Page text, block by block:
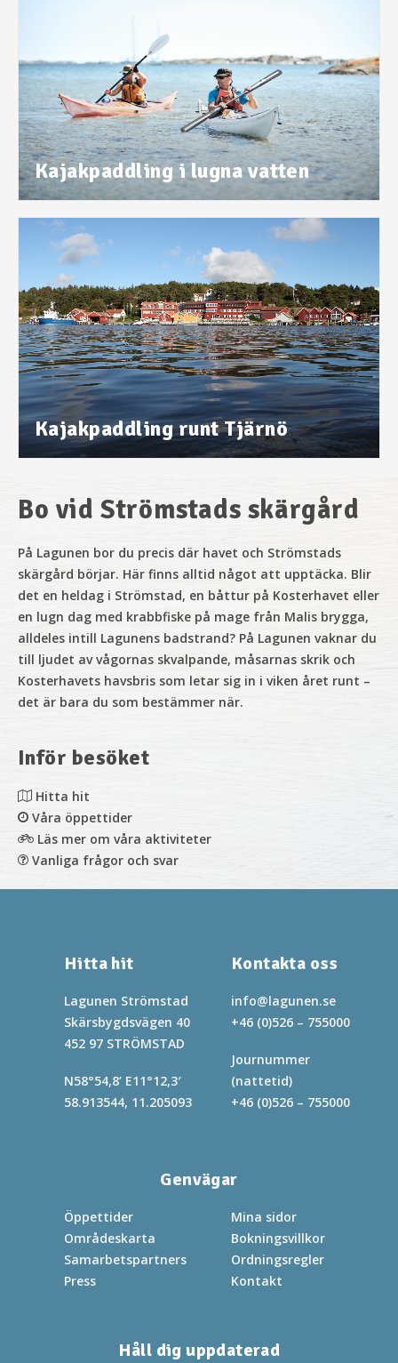
Kajakpaddling i lugna vatten
Kajakpaddling runt Tjärnö
Bo vid Strömstads skärgård
På Lagunen bor du precis där havet och Strömstads
skärgård börjar. Här finns alltid något att upptäcka. Blir
det en heldag i Strömstad, en båttur på Kosterhavet eller
en lugn dag med krabbfiske på mage från Malis brygga,
alldeles intill Lagunens badstrand? På Lagunen vaknar du
till ljudet av vågornas skvalpande, måsarnas skrik och
Kosterhavets havsbris som letar sig in i viken året runt –
det är bara du som bestämmer när.
Inför besöket
Hitta hit
Våra öppettider
Läs mer om våra aktiviteter
Vanliga frågor och svar
Hitta hit
Lagunen Strömstad
Skärsbygdsvägen 40
452 97 STRÖMSTAD
N58°54,8’ E11°12,3′
58.913544, 11.205093
Kontakta oss
info@lagunen.se
+46 (0)526 – 755000
Journummer
(nattetid)
+46 (0)526 – 755000
Genvägar
Öppettider
Områdeskarta
Samarbetspartners
Press
Mina sidor
Bokningsvillkor
Ordningsregler
Kontakt
Håll dig uppdaterad